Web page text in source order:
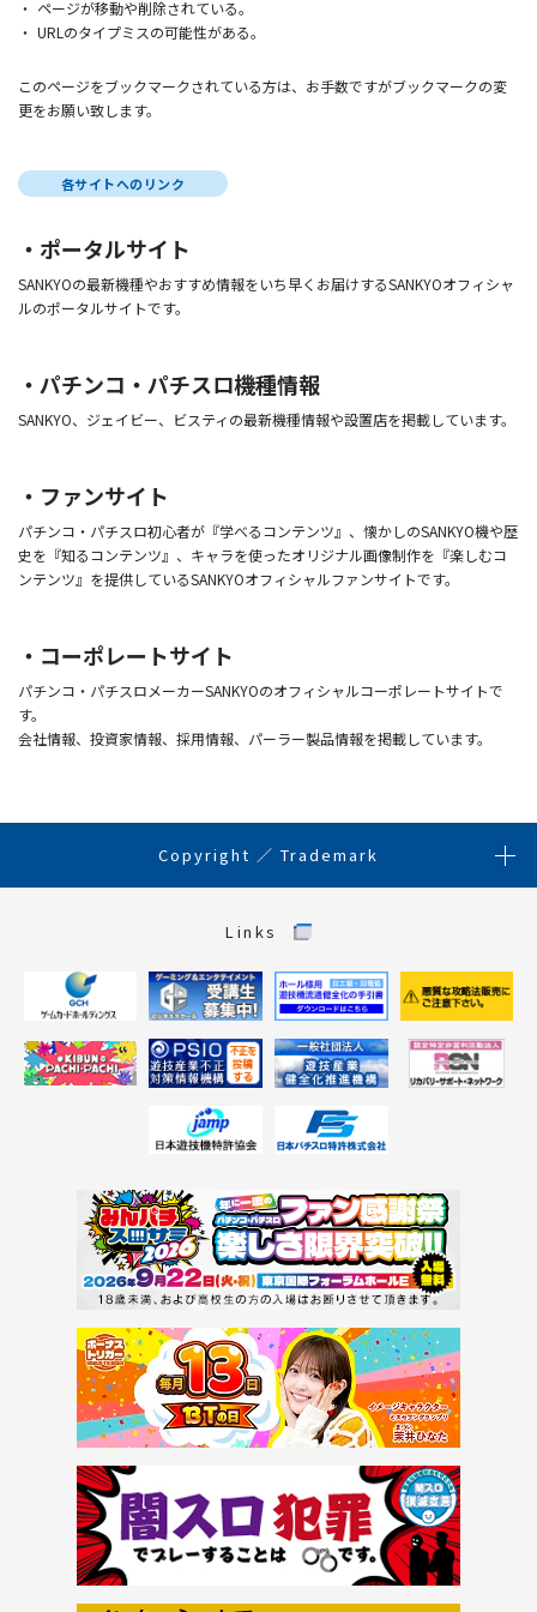
ページが移動や削除されている。
URLのタイプミスの可能性がある。
このページをブックマークされている方は、お手数ですがブックマークの変
更をお願い致します。
各サイトへのリンク
ポータルサイト
SANKYOの最新機種やおすすめ情報をいち早くお届けするSANKYOオフィシャ
ルのポータルサイトです。
パチンコ・パチスロ機種情報
SANKYO、ジェイビー、ビスティの最新機種情報や設置店を掲載しています。
ファンサイト
パチンコ・パチスロ初心者が『学べるコンテンツ』、懐かしのSANKYO機や歴
史を『知るコンテンツ』、キャラを使ったオリジナル画像制作を『楽しむコ
ンテンツ』を提供しているSANKYOオフィシャルファンサイトです。
コーポレートサイト
パチンコ・パチスロメーカーSANKYOのオフィシャルコーポレートサイトで
す。
会社情報、投資家情報、採用情報、パーラー製品情報を掲載しています。
Copyright ／ Trademark
Links